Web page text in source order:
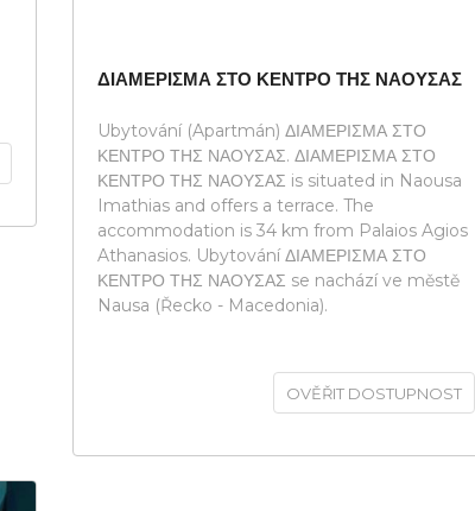
ΔΙΑΜΕΡΙΣΜΑ ΣΤΟ ΚΕΝΤΡΟ ΤΗΣ ΝΑΟΥΣΑΣ
Ubytování (Apartmán) ΔΙΑΜΕΡΙΣΜΑ ΣΤΟ
ΚΕΝΤΡΟ ΤΗΣ ΝΑΟΥΣΑΣ. ΔΙΑΜΕΡΙΣΜΑ ΣΤΟ
ΚΕΝΤΡΟ ΤΗΣ ΝΑΟΥΣΑΣ is situated in Naousa
Imathias and offers a terrace. The
accommodation is 34 km from Palaios Agios
Athanasios. Ubytování ΔΙΑΜΕΡΙΣΜΑ ΣΤΟ
ΚΕΝΤΡΟ ΤΗΣ ΝΑΟΥΣΑΣ se nachází ve městě
Nausa (Řecko - Macedonia).
OVĚŘIT DOSTUPNOST